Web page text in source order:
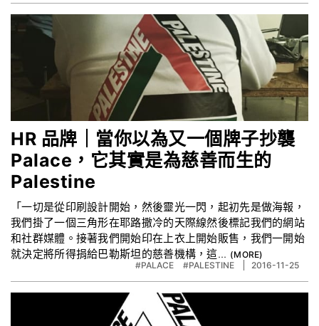
HR 品牌｜當你以為又一個牌子抄襲
Palace，它其實是為慈善而生的
Palestine
「一切是從印刷設計開始，然後靈光一閃，起初先是做海報，
我們掛了一個三角形在耶路撒冷的天際線然後標記我們的網站
和社群媒體。接著我們開始印在上衣上開始販售，我們一開始
就決定將所得捐給巴勒斯坦的慈善機構，這...
#PALACE #PALESTINE 2016-11-25